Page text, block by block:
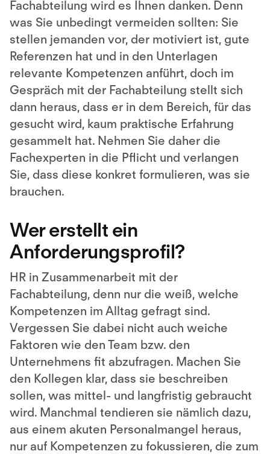
Fachabteilung wird es Ihnen danken. Denn
was Sie unbedingt vermeiden sollten: Sie
stellen jemanden vor, der motiviert ist, gute
Referenzen hat und in den Unterlagen
relevante Kompetenzen anführt, doch im
Gespräch mit der Fachabteilung stellt sich
dann heraus, dass er in dem Bereich, für das
gesucht wird, kaum praktische Erfahrung
gesammelt hat. Nehmen Sie daher die
Fachexperten in die Pflicht und verlangen
Sie, dass diese konkret formulieren, was sie
brauchen.
Wer erstellt ein
Anforderungsprofil?
HR in Zusammenarbeit mit der
Fachabteilung, denn nur die weiß, welche
Kompetenzen im Alltag gefragt sind.
Vergessen Sie dabei nicht auch weiche
Faktoren wie den Team bzw. den
Unternehmens fit abzufragen. Machen Sie
den Kollegen klar, dass sie beschreiben
sollen, was mittel- und langfristig gebraucht
wird. Manchmal tendieren sie nämlich dazu,
aus einem akuten Personalmangel heraus,
nur auf Kompetenzen zu fokussieren, die zum